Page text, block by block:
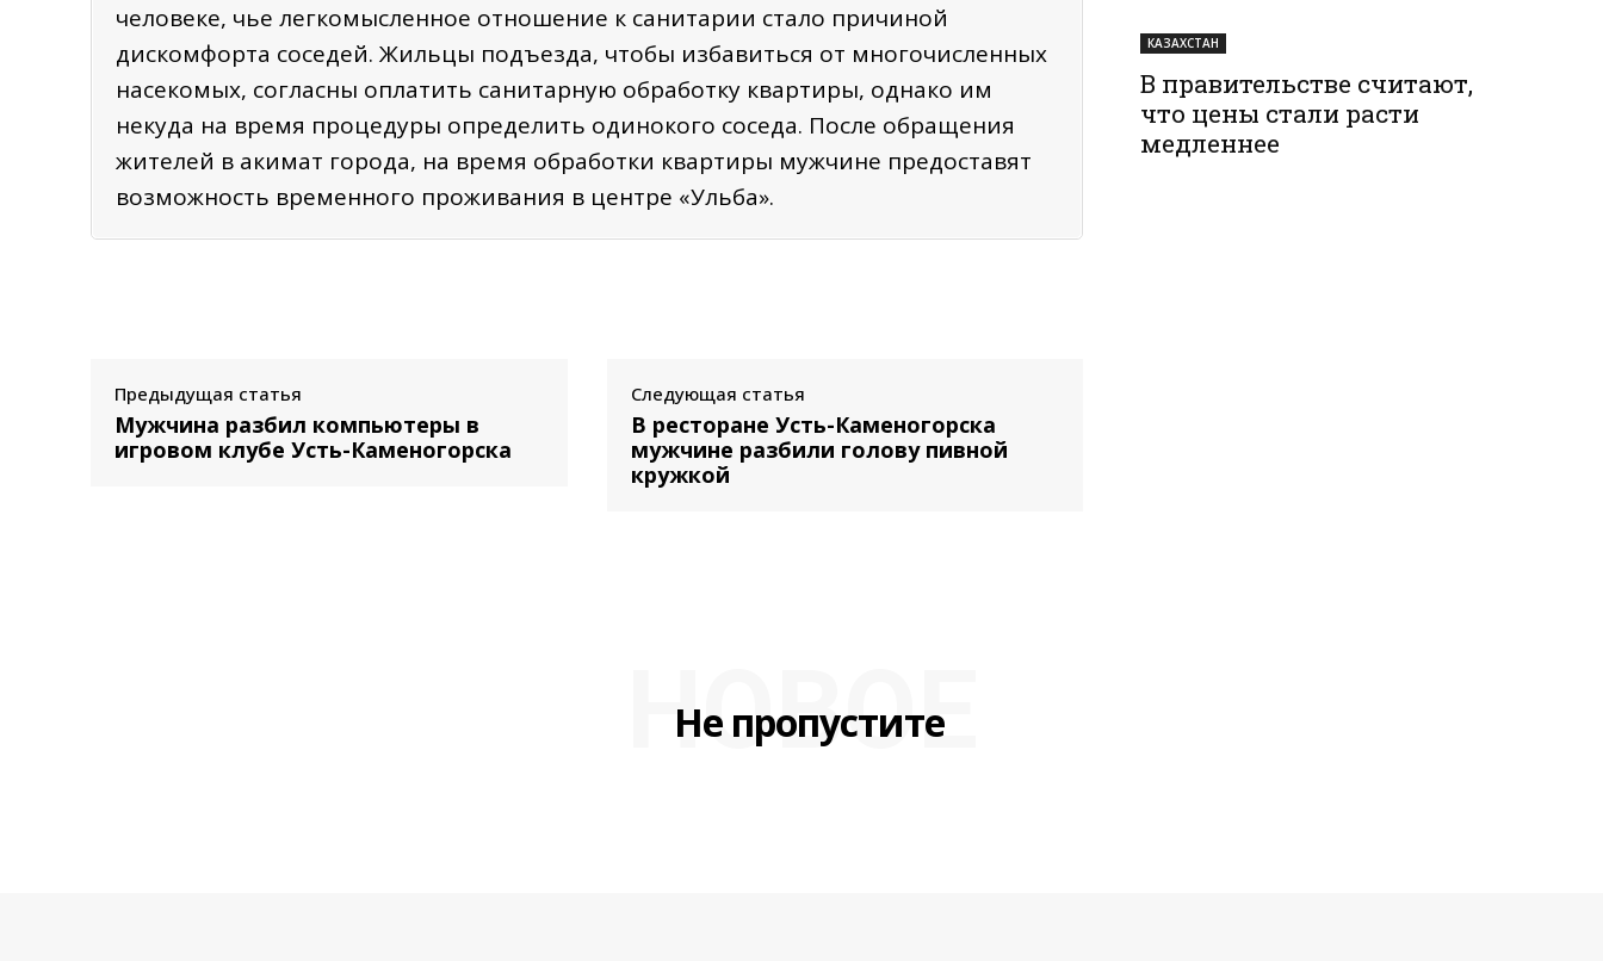
человеке, чье легкомысленное отношение к санитарии стало причиной
дискомфорта соседей. Жильцы подъезда, чтобы избавиться от многочисленных
насекомых, согласны оплатить санитарную обработку квартиры, однако им
некуда на время процедуры определить одинокого соседа. После обращения
жителей в акимат города, на время обработки квартиры мужчине предоставят
возможность временного проживания в центре «Ульба».
Предыдущая статья
Мужчина разбил компьютеры в
игровом клубе Усть-Каменогорска
Следующая статья
В ресторане Усть-Каменогорска
мужчине разбили голову пивной
кружкой
КАЗАХСТАН
В правительстве считают,
что цены стали расти
медленнее
Не пропустите
НОВОЕ